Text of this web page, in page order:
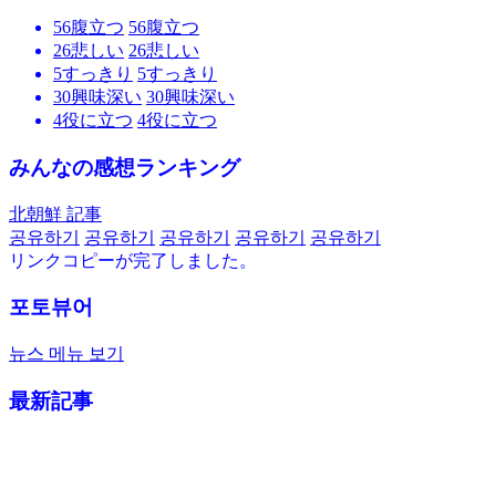
56腹立つ 56腹立つ
26悲しい 26悲しい
5すっきり 5すっきり
30興味深い 30興味深い
4役に立つ 4役に立つ
みんなの感想ランキング
北朝鮮 記事
공유하기
공유하기 공유하기 공유하기
공유하기
リンクコピーが完了しました。
포토뷰어
뉴스 메뉴 보기
最新記事